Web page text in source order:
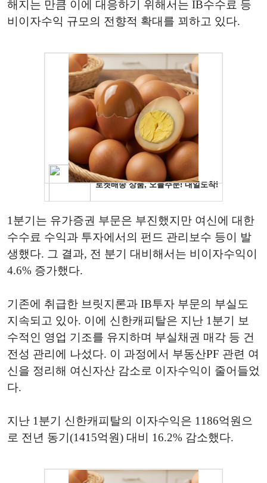
해지는 만큼 이에 대응하기 위해서는 IB수수료 등
비이자수익 규모의 전향적 확대를 꾀하고 있다.
1분기는 유가증권 부문은 부진했지만 여신에 대한
수수료 수익과 투자에서의 펀드 관리보수 등이 발
생했다. 그 결과, 전 분기 대비해서는 비이자수익이
4.6% 증가했다.
기존에 취급한 브릿지론과 IB투자 부문의 부실도
지속되고 있아. 이에 신한캐피탈은 지난 1분기 보
수적인 영업 기조를 유지하며 부실채권 매각 등 건
전성 관리에 나섰다. 이 과정에서 부동산PF 관련 여
신을 정리해 여신자산 감소로 이자수익이 줄어들었
다.
지난 1분기 신한캐피탈의 이자수익은 1186억원으
로 전년 동기(1415억원) 대비 16.2% 감소했다.